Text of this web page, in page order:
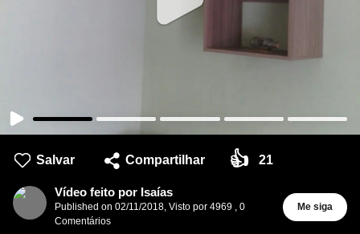
Salvar Compartilhar 👍 21
Vídeo feito por Isaías
Published on 02/11/2018, Visto por 4969 , 0
Comentários
Me siga